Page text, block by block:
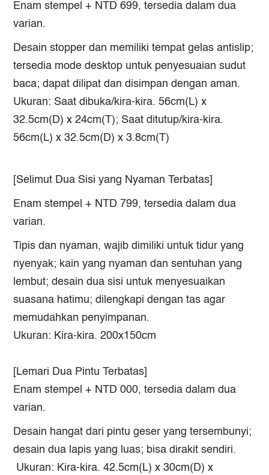
Enam stempel + NTD 699, tersedia dalam dua
varian.
Desain stopper dan memiliki tempat gelas antislip;
tersedia mode desktop untuk penyesuaian sudut
baca; dapat dilipat dan disimpan dengan aman.
Ukuran: Saat dibuka/kira-kira. 56cm(L) x
32.5cm(D) x 24cm(T); Saat ditutup/kira-kira.
56cm(L) x 32.5cm(D) x 3.8cm(T)
[Selimut Dua Sisi yang Nyaman Terbatas]
Enam stempel + NTD 799, tersedia dalam dua
varian.
Tipis dan nyaman, wajib dimiliki untuk tidur yang
nyenyak; kain yang nyaman dan sentuhan yang
lembut; desain dua sisi untuk menyesuaikan
suasana hatimu; dilengkapi dengan tas agar
memudahkan penyimpanan.
Ukuran: Kira-kira. 200x150cm
[Lemari Dua Pintu Terbatas]
Enam stempel + NTD 000, tersedia dalam dua
varian.
Desain hangat dari pintu geser yang tersembunyi;
desain dua lapis yang luas; bisa dirakit sendiri.
Ukuran: Kira-kira. 42.5cm(L) x 30cm(D) x